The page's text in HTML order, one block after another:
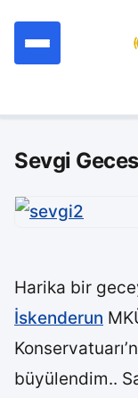
Sevgi
Harika bir
İskenderun
büyülendim..